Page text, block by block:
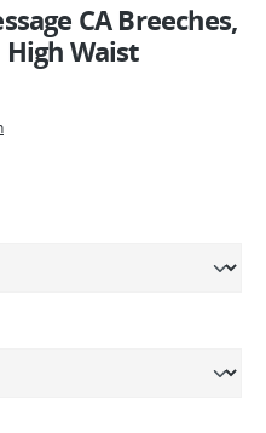
CA Breeches,
Waist